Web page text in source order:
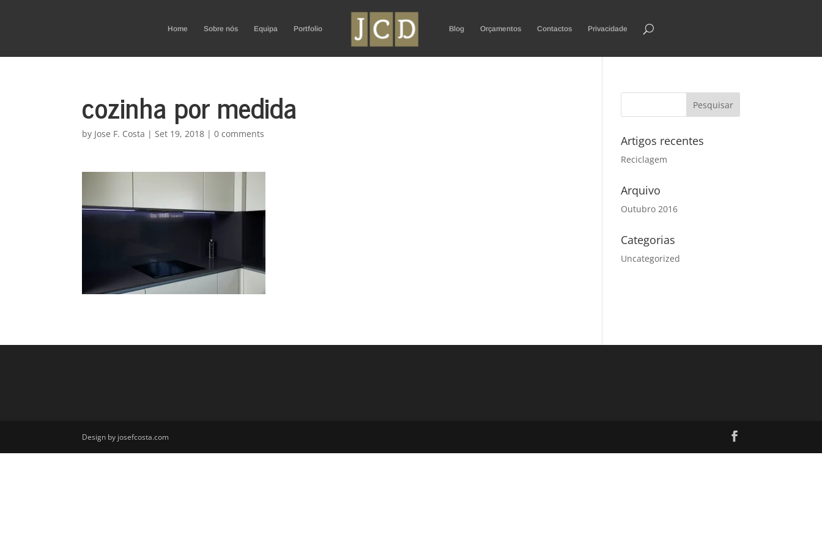
Home Sobre nós Equipa Portfolio Blog Orçamentos Contactos Privacidade
cozinha por medida
by Jose F. Costa |Set 19, 2018 |0 comments Artigos recentes
Reciclagem
Arquivo
Outubro 2016
Categorias
Uncategorized
Design by josefcosta.com